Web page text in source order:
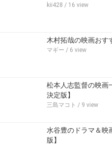
kii428 / 16 view
木村拓哉の映画おす
マギー / 6 view
松本人志監督の映画
決定版】
三島マコト / 9 view
水谷豊のドラマ＆映
版】